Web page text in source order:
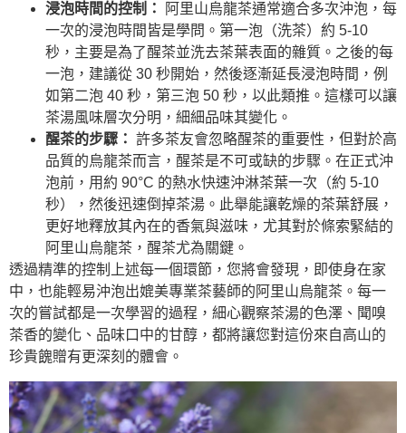
浸泡時間的控制：
阿里山烏龍茶通常適合多次沖泡，每
一次的浸泡時間皆是學問。第一泡（洗茶）約 5-10
秒，主要是為了醒茶並洗去茶葉表面的雜質。之後的每
一泡，建議從 30 秒開始，然後逐漸延長浸泡時間，例
如第二泡 40 秒，第三泡 50 秒，以此類推。這樣可以讓
茶湯風味層次分明，細細品味其變化。
醒茶的步驟： 許多茶友會忽略醒茶的重要性，但對於高
品質的烏龍茶而言，醒茶是不可或缺的步驟。在正式沖
泡前，用約 90°C 的熱水快速沖淋茶葉一次（約 5-10
秒），然後迅速倒掉茶湯。此舉能讓乾燥的茶葉舒展，
更好地釋放其內在的香氣與滋味，尤其對於條索緊結的
阿里山烏龍茶，醒茶尤為關鍵。
透過精準的控制上述每一個環節，您將會發現，即使身在家
中，也能輕易沖泡出媲美專業茶藝師的阿里山烏龍茶。每一
次的嘗試都是一次學習的過程，細心觀察茶湯的色澤、聞嗅
茶香的變化、品味口中的甘醇，都將讓您對這份來自高山的
珍貴餽贈有更深刻的體會。